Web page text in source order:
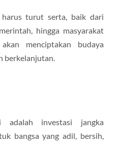
harus turut serta, baik dari
hingga masyarakat
menciptakan budaya
berkelanjutan.
adalah investasi jangka
bangsa yang adil, bersih,